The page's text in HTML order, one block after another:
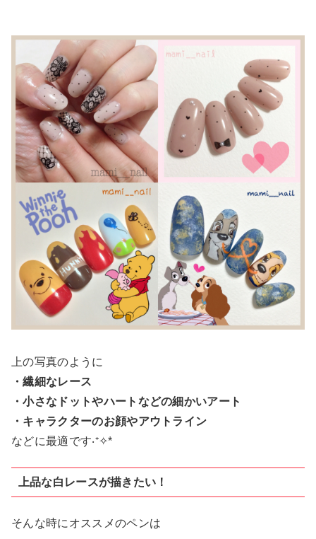
上の写真のように
・繊細なレース
・小さなドットやハートなどの細かいアート
・キャラクターのお顔やアウトライン
などに最適です‧⁺✧︎*
上品な白レースが描きたい！
そんな時にオススメのペンは